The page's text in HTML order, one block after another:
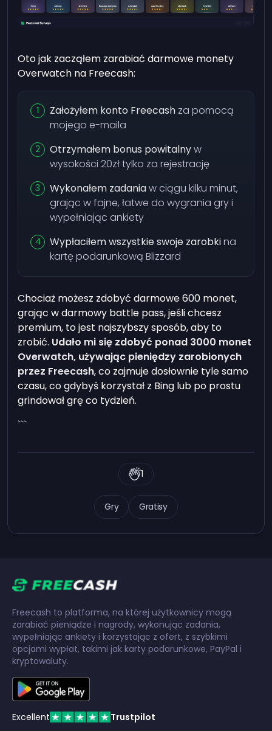
Oto jak zacząłem zarabiać darmowe monety
Overwatch na Freecash:
Założyłem konto Freecash za pomocą
mojego e-maila
Otrzymałem bonus powitalnyw
wysokości 20zł tylko za rejestrację
Wykonałem zadaniaw ciągu kilku minut,
grając w fajne, łatwe do wygrania gry i
wypełniając ankiety
Wypłaciłem wszystkie swoje zarobkina
kartę podarunkową Blizzard
Chociaż możesz zdobyć darmowe 600 monet,
grając w darmowy battle pass, jeśli chcesz
premium, to jest najszybszy sposób, aby to
zrobić. Udało mi się zdobyć ponad 3000 monet
Overwatch, używając pieniędzy zarobionych
przez Freecash, co zajmuje dosłownie tyle samo
czasu, co gdybyś korzystał z Bing lub po prostu
grindował grę co tydzień.
```
Gry Gratisy
1
Freecash to platforma, na której użytkownicy mogą
zarabiać pieniądze i nagrody, wykonując zadania,
wypełniając ankiety i korzystając z ofert, z szybkimi
opcjami wypłat, takimi jak karty podarunkowe, PayPal i
kryptowaluty.
Excellent Trustpilot